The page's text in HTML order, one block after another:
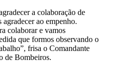
a colaboração de
agradecer ao empenho.
colaborar e vamos
que formos observando o
frisa o Comandante
de Bombeiros.